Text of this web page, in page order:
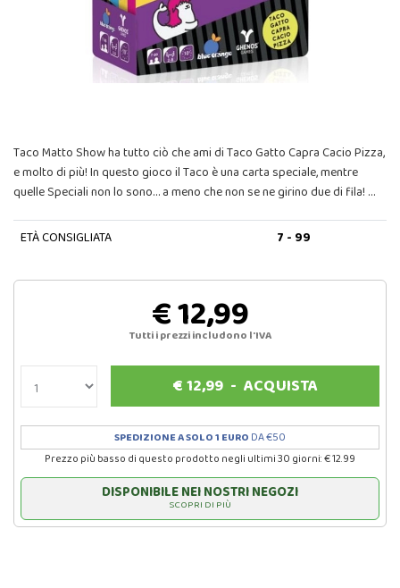
Taco Matto Show ha tutto ciò che ami di Taco Gatto Capra Cacio Pizza,
e molto di più! In questo gioco il Taco è una carta speciale, mentre
quelle Speciali non lo sono… a meno che non se ne girino due di fila! …
ETÀ CONSIGLIATA 7 - 99
€ 12,99
Tutti i prezzi includono l'IVA
€12,99- ACQUISTA
SPEDIZIONE A SOLO 1 EURO DA €50
Prezzo più basso di questo prodotto negli ultimi 30 giorni: € 12.99
DISPONIBILE NEI NOSTRI NEGOZI
SCOPRI DI PIÙ